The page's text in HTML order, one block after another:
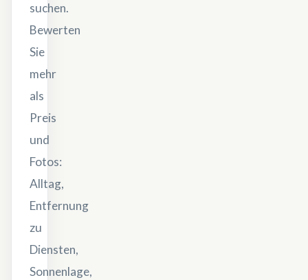
suchen.
Bewerten
Sie
mehr
als
Preis
und
Fotos:
Alltag,
Entfernung
zu
Diensten,
Sonnenlage,